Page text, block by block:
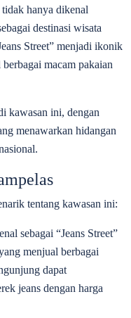
hanya dikenal
destinasi wisata
Street” menjadi ikonik
macam pakaian
kawasan ini, dengan
menawarkan hidangan
tentang kawasan ini:
sebagai “Jeans Street”
menjual berbagai
dapat
jeans dengan harga